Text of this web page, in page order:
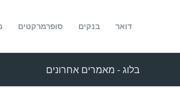
דואר בנקים סופרמרקטים
בלוג - מאמרים אחרונים